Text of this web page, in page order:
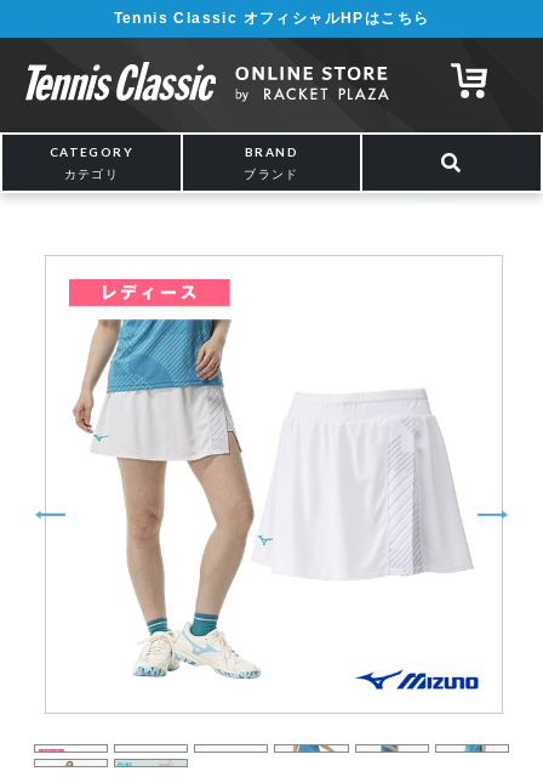
¥5,000以上の購入で送料無料!! 詳しくは こちら
Tennis Classic オフィシャルHPはこちら
CATEGORY
カテゴリ
BRAND
ブランド